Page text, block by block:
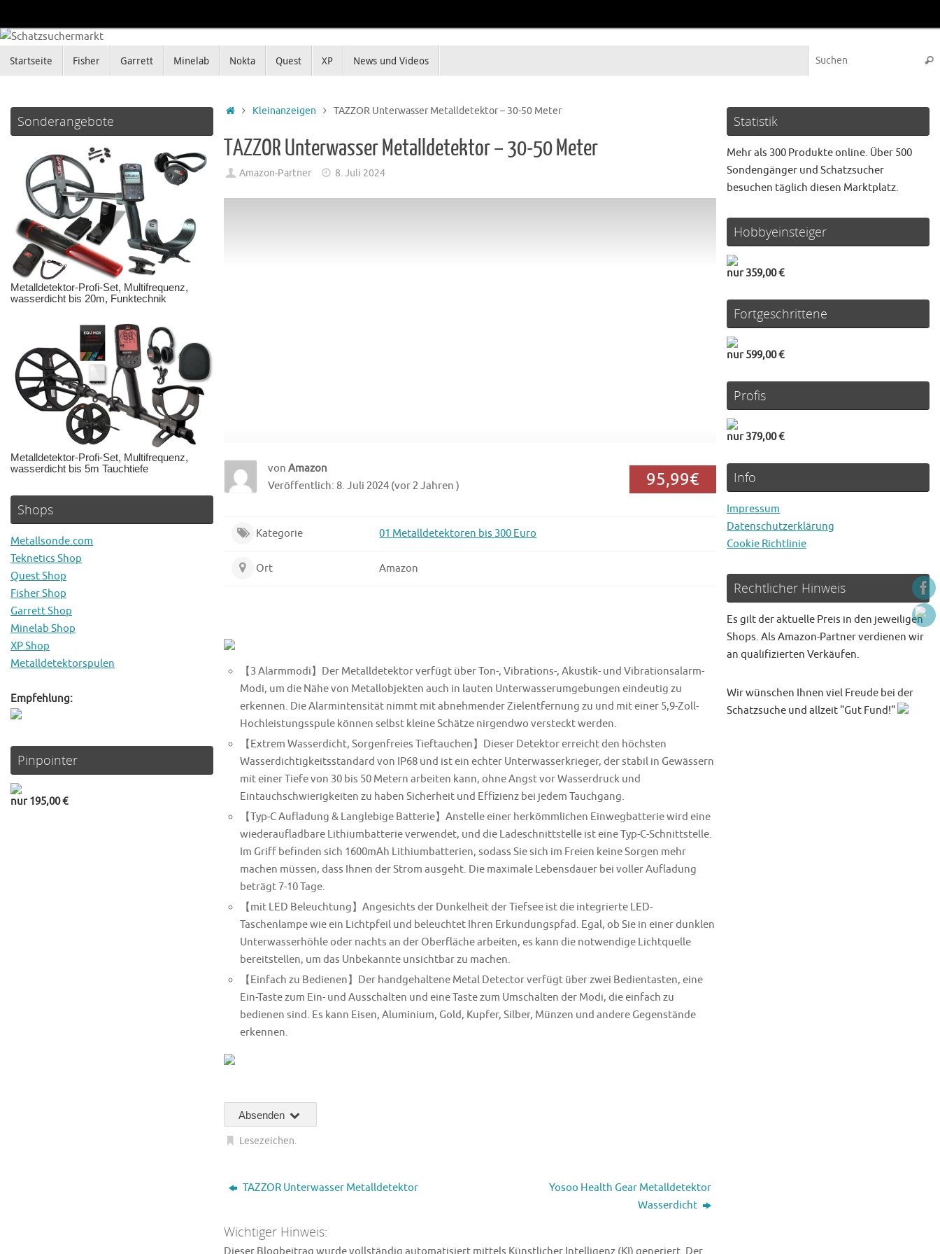
Inhalt
springen
Inhalt
Startseite Fisher Garrett Minelab Nokta Quest XP News und Videos
Startseite
Kleinanzeigen TAZZOR Unterwasser Metalldetektor – 30-50 Meter
TAZZOR Unterwasser Metalldetektor – 30-50 Meter
Amazon-Partner 8. Juli 2024
von Amazon
Veröffentlich: 8. Juli 2024 (vor 2 Jahren )
95,99€
Kategorie 01 Metalldetektoren bis 300 Euro
Ort Amazon
【3 Alarmmodi】Der Metalldetektor verfügt über Ton-, Vibrations-, Akustik- und Vibrationsalarm-
Modi, um die Nähe von Metallobjekten auch in lauten Unterwasserumgebungen eindeutig zu
erkennen. Die Alarmintensität nimmt mit abnehmender Zielentfernung zu und mit einer 5,9-Zoll-
Hochleistungsspule können selbst kleine Schätze nirgendwo versteckt werden.
【Extrem Wasserdicht, Sorgenfreies Tieftauchen】Dieser Detektor erreicht den höchsten
Wasserdichtigkeitsstandard von IP68 und ist ein echter Unterwasserkrieger, der stabil in Gewässern
mit einer Tiefe von 30 bis 50 Metern arbeiten kann, ohne Angst vor Wasserdruck und
Eintauchschwierigkeiten zu haben Sicherheit und Effizienz bei jedem Tauchgang.
【Typ-C Aufladung & Langlebige Batterie】Anstelle einer herkömmlichen Einwegbatterie wird eine
wiederaufladbare Lithiumbatterie verwendet, und die Ladeschnittstelle ist eine Typ-C-Schnittstelle.
Im Griff befinden sich 1600mAh Lithiumbatterien, sodass Sie sich im Freien keine Sorgen mehr
machen müssen, dass Ihnen der Strom ausgeht. Die maximale Lebensdauer bei voller Aufladung
beträgt 7-10 Tage.
【mit LED Beleuchtung】Angesichts der Dunkelheit der Tiefsee ist die integrierte LED-
Taschenlampe wie ein Lichtpfeil und beleuchtet Ihren Erkundungspfad. Egal, ob Sie in einer dunklen
Unterwasserhöhle oder nachts an der Oberfläche arbeiten, es kann die notwendige Lichtquelle
bereitstellen, um das Unbekannte unsichtbar zu machen.
【Einfach zu Bedienen】Der handgehaltene Metal Detector verfügt über zwei Bedientasten, eine
Ein-Taste zum Ein- und Ausschalten und eine Taste zum Umschalten der Modi, die einfach zu
bedienen sind. Es kann Eisen, Aluminium, Gold, Kupfer, Silber, Münzen und andere Gegenstände
erkennen.
Absenden
Lesezeichen.
TAZZOR Unterwasser Metalldetektor
Yosoo Health Gear Metalldetektor
Wasserdicht
Wichtiger Hinweis:
Dieser Blogbeitrag wurde vollständig automatisiert mittels Künstlicher Intelligenz (KI) generiert. Der
Sonderangebote
Metalldetektor-Profi-Set, Multifrequenz,
wasserdicht bis 20m, Funktechnik
Metalldetektor-Profi-Set, Multifrequenz,
wasserdicht bis 5m Tauchtiefe
Shops
Metallsonde.com
Teknetics Shop
Quest Shop
Fisher Shop
Garrett Shop
Minelab Shop
XP Shop
Metalldetektorspulen
Empfehlung:
Pinpointer
nur 195,00 €
Statistik
Mehr als 300 Produkte online. Über 500
Sondengänger und Schatzsucher
besuchen täglich diesen Marktplatz.
Hobbyeinsteiger
nur 359,00 €
Fortgeschrittene
nur 599,00 €
Profis
nur 379,00 €
Info
Impressum
Datenschutzerklärung
Cookie Richtlinie
Rechtlicher Hinweis
Es gilt der aktuelle Preis in den jeweiligen
Shops. Als Amazon-Partner verdienen wir
an qualifizierten Verkäufen.
Wir wünschen Ihnen viel Freude bei der
Schatzsuche und allzeit "Gut Fund!"